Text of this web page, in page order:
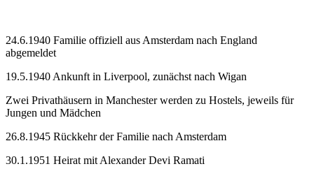
24.6.1940 Familie offiziell aus Amsterdam nach England
abgemeldet
19.5.1940 Ankunft in Liverpool, zunächst nach Wigan
Zwei Privathäusern in Manchester werden zu Hostels, jeweils für
Jungen und Mädchen
26.8.1945 Rückkehr der Familie nach Amsterdam
30.1.1951 Heirat mit Alexander Devi Ramati